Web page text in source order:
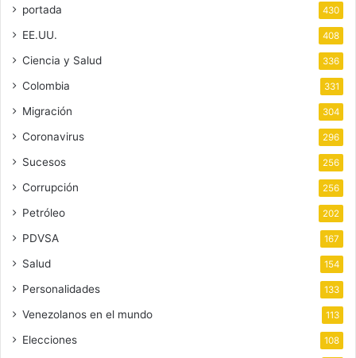
portada 430
EE.UU. 408
Ciencia y Salud 336
Colombia 331
Migración 304
Coronavirus 296
Sucesos 256
Corrupción 256
Petróleo 202
PDVSA 167
Salud 154
Personalidades 133
Venezolanos en el mundo 113
Elecciones 108